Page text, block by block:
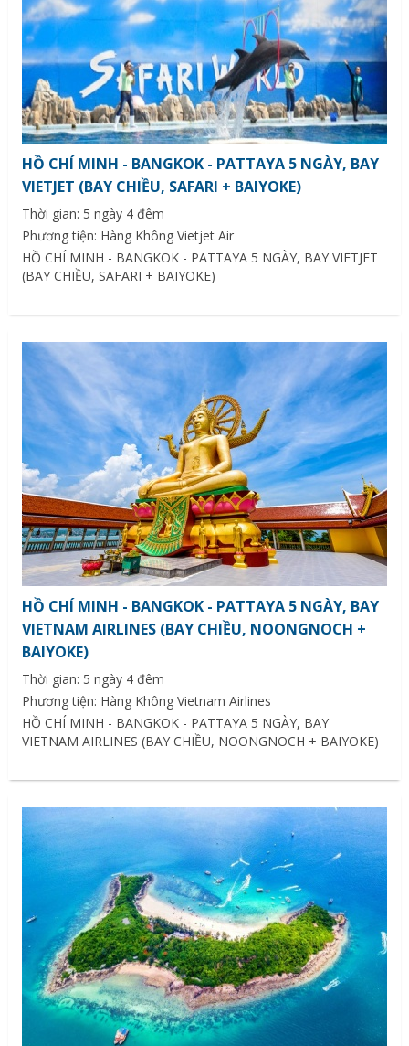
HỒ CHÍ MINH - BANGKOK - PATTAYA 5 NGÀY, BAY
VIETJET (BAY CHIỀU, SAFARI + BAIYOKE)
Thời gian: 5 ngày 4 đêm
Phương tiện: Hàng Không Vietjet Air
HỒ CHÍ MINH - BANGKOK - PATTAYA 5 NGÀY, BAY VIETJET
(BAY CHIỀU, SAFARI + BAIYOKE)
HỒ CHÍ MINH - BANGKOK - PATTAYA 5 NGÀY, BAY
VIETNAM AIRLINES (BAY CHIỀU, NOONGNOCH +
BAIYOKE)
Thời gian: 5 ngày 4 đêm
Phương tiện: Hàng Không Vietnam Airlines
HỒ CHÍ MINH - BANGKOK - PATTAYA 5 NGÀY, BAY
VIETNAM AIRLINES (BAY CHIỀU, NOONGNOCH + BAIYOKE)